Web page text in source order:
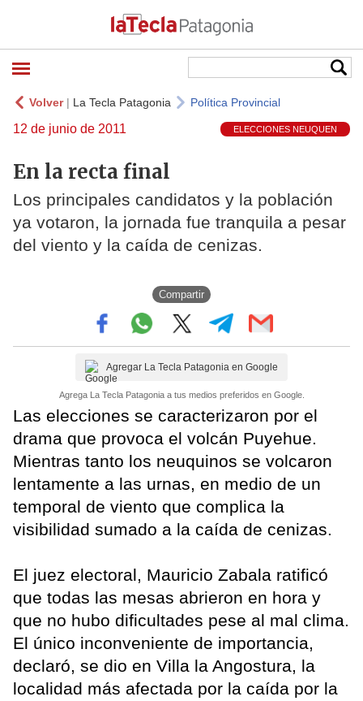
Volver| La Tecla Patagonia Política Provincial
12 de junio de 2011 ELECCIONES NEUQUEN
En la recta final
Los principales candidatos y la población
ya votaron, la jornada fue tranquila a pesar
del viento y la caída de cenizas.
Compartir
Agregar La Tecla Patagonia en Google
Agrega La Tecla Patagonia a tus medios preferidos en Google.
Las elecciones se caracterizaron por el
drama que provoca el volcán Puyehue.
Mientras tanto los neuquinos se volcaron
lentamente a las urnas, en medio de un
temporal de viento que complica la
visibilidad sumado a la caída de cenizas.
El juez electoral, Mauricio Zabala ratificó
que todas las mesas abrieron en hora y
que no hubo dificultades pese al mal clima.
El único inconveniente de importancia,
declaró, se dio en Villa la Angostura, la
localidad más afectada por la caída por la